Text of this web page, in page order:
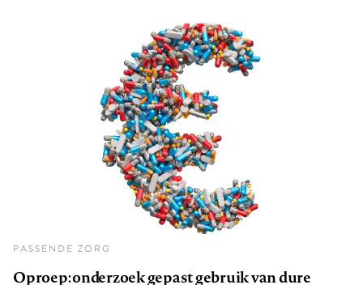
PASSENDE ZORG
Oproep: onderzoek gepast gebruik van dure